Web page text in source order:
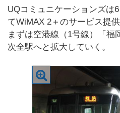
UQコミュニケーションズは
てWiMAX 2＋のサービス提
まずは空港線（1号線）「福
次全駅へと拡大していく。